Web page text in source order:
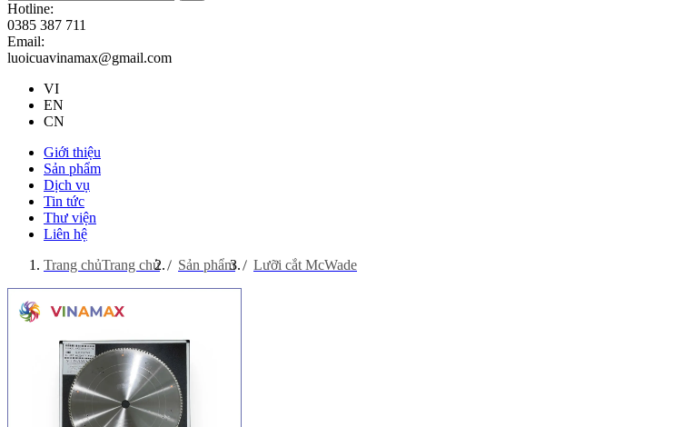
Hotline:
0385 387 711
Email:
luoicuavinamax@gmail.com
VI
EN
CN
Giới thiệu
Sản phẩm
Dịch vụ
Tin tức
Thư viện
Liên hệ
Trang chủTrang chủ Sản phẩm Lưỡi cắt McWade